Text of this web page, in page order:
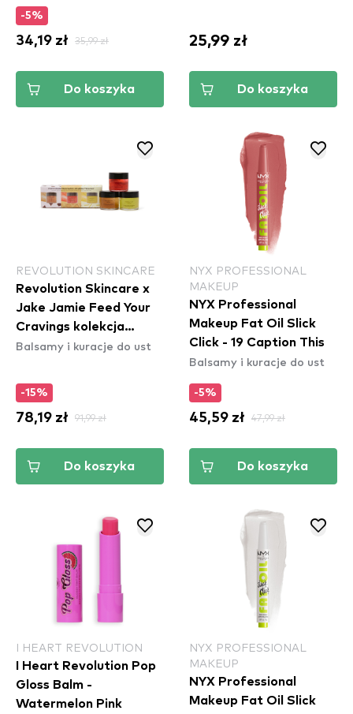
-5%
34,19 zł 35,99 zł
Do koszyka
25,99 zł
Do koszyka
REVOLUTION SKINCARE
Revolution Skincare x
Jake Jamie Feed Your
Cravings kolekcja
maseczek do ust
Balsamy i kuracje do ust
-15%
78,19 zł 91,99 zł
Do koszyka
NYX PROFESSIONAL
MAKEUP
NYX Professional
Makeup Fat Oil Slick
Click - 19 Caption This
Balsamy i kuracje do ust
-5%
45,59 zł 47,99 zł
Do koszyka
I HEART REVOLUTION
I Heart Revolution Pop
Gloss Balm -
Watermelon Pink
NYX PROFESSIONAL
MAKEUP
NYX Professional
Makeup Fat Oil Slick